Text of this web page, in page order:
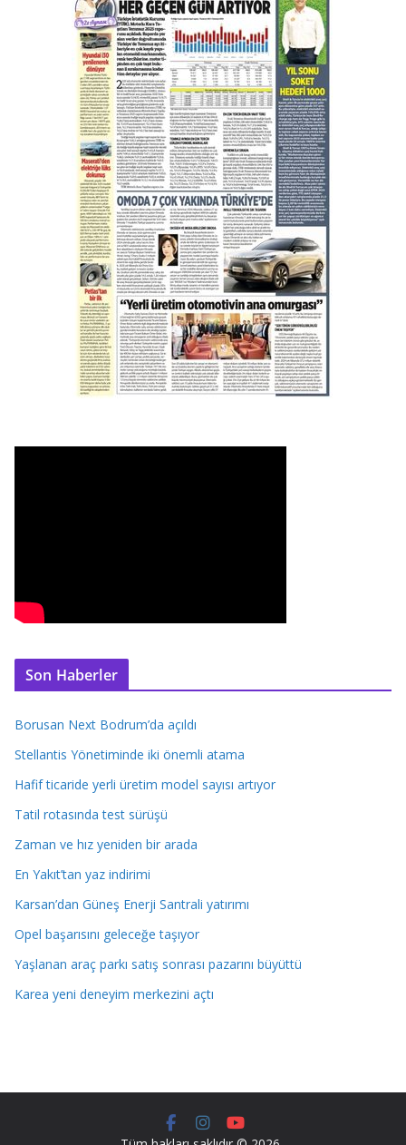
Son Haberler
Borusan Next Bodrum’da açıldı
Stellantis Yönetiminde iki önemli atama
Hafif ticaride yerli üretim model sayısı artıyor
Tatil rotasında test sürüşü
Zaman ve hız yeniden bir arada
En Yakıt’tan yaz indirimi
Karsan’dan Güneş Enerji Santrali yatırımı
Opel başarısını geleceğe taşıyor
Yaşlanan araç parkı satış sonrası pazarını büyüttü
Karea yeni deneyim merkezini açtı